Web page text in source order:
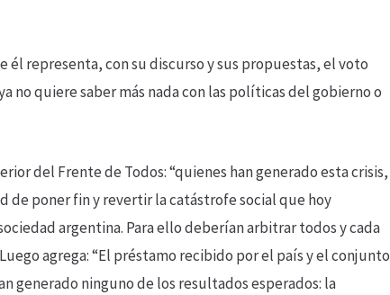
él representa, con su discurso y sus propuestas, el voto
no quiere saber más nada con las políticas del gobierno o
del Frente de Todos: “quienes han generado esta crisis,
de poner fin y revertir la catástrofe social que hoy
argentina. Para ello deberían arbitrar todos y cada
agrega: “El préstamo recibido por el país y el conjunto
generado ninguno de los resultados esperados: la